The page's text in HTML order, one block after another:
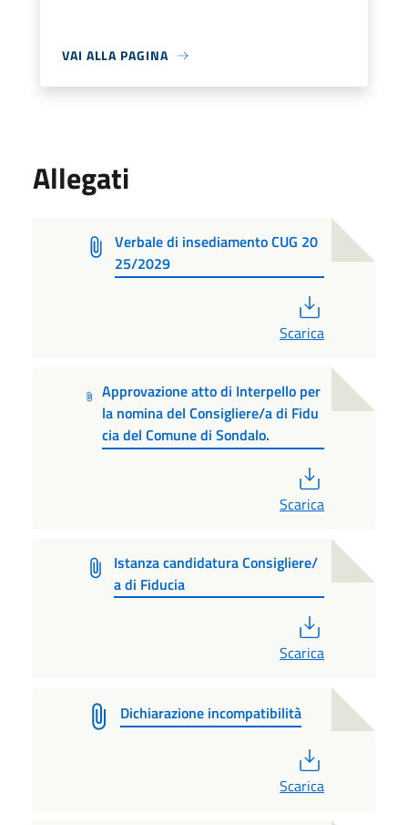
VAI ALLA PAGINA
Allegati
Verbale di insediamento CUG 20
25/2029
Scarica
Approvazione atto di Interpello per
la nomina del Consigliere/a di Fidu
cia del Comune di Sondalo.
Scarica
Istanza candidatura Consigliere/
a di Fiducia
Scarica
Dichiarazione incompatibilità
Scarica